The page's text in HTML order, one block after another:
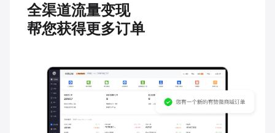
全渠道流量变现
帮您获得更多订单